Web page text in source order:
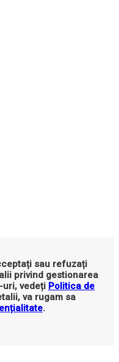
sau refuzați
privind gestionarea
vedeți Politica de
va rugam sa
.